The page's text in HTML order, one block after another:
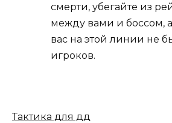
смерти, убегайте из
между вами и боссом,
вас на этой линии не
игроков.
Тактика для дд